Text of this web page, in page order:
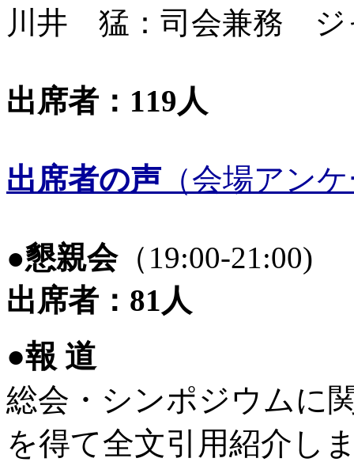
川井 猛：司会兼務 ジ
出席者：119人
出席者の声 （会場アン
●懇親会（19:00-21:00)
出席者：81人
●報 道
総会・シンポジウムに
を得て全文引用紹介し